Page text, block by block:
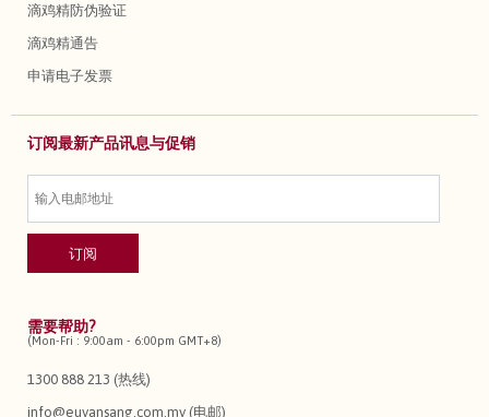
滴鸡精防伪验证
滴鸡精通告
申请电子发票
订阅最新产品讯息与促销
需要帮助?
(Mon-Fri : 9:00am - 6:00pm GMT+8)
1300 888 213 (热线)
info@euyansang.com.my (电邮)